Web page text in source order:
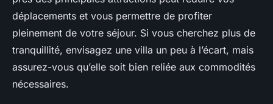
déplacements et vous permettre de profiter
pleinement de votre séjour. Si vous cherchez plus de
tranquillité, envisagez une villa un peu à l’écart, mais
assurez-vous qu’elle soit bien reliée aux commodités
nécessaires.